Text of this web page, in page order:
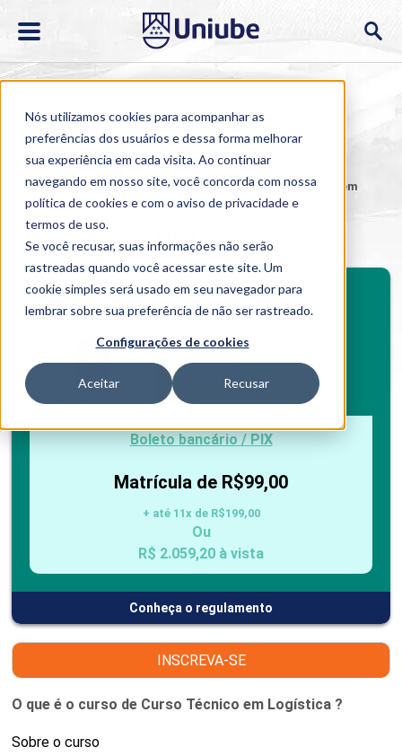
Nós utilizamos cookies para acompanhar as
preferências dos usuários e dessa forma melhorar
sua experiência em cada visita. Ao continuar
navegando em nosso site, você concorda com nossa
política de cookies e com o aviso deprivacidade e
termos de uso.
Se você recusar, suas informações não serão
rastreadas quando você acessar este site. Um
cookie simples será usado em seu navegador para
lembrar sobre sua preferência de não ser rastreado.
Configurações de cookies
Aceitar Recusar
Home > Cursos > EAD > Curso Técnico >Curso Técnico em
Logística
Curso Técnico em Logística
Investimento
Boleto bancário / PIX Cartão de crédito
Boleto bancário / PIX
Matrícula de R$99,00
+ até 11x de R$199,00
Ou
R$ 2.059,20 à vista
Conheça o regulamento
BENEFÍCIOS
Programa de bolsas e condições de pagamento para
INSCREVA-SE
O que é o curso de Curso Técnico em Logística ?
Sobre o curso